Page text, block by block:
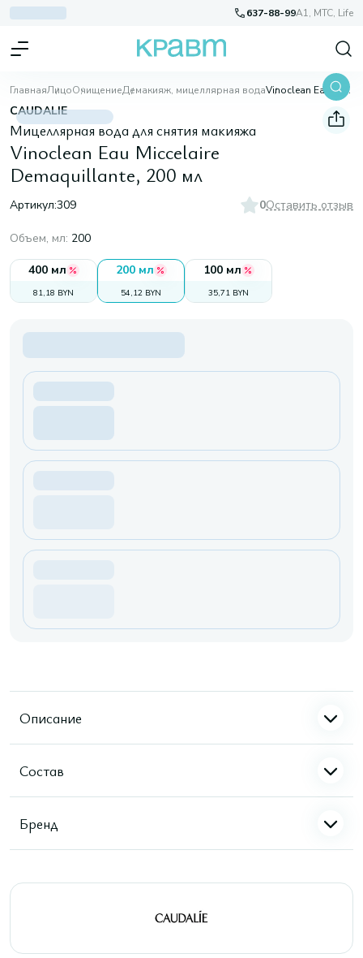
637-88-99A1, МТС, Life
ГлавнаяЛицоОчищениеДемакияж, мицеллярная вода Vinoclean Eau Miccelaire Demaquillante, 200 мл
CAUDALIE
Мицеллярная вода для снятия макияжа
Vinoclean Eau Miccelaire
Demaquillante, 200 мл
Артикул:309 0Оставить отзыв
Объем, мл: 200
400 мл
81,18 BYN
200 мл
54,12 BYN
100 мл
35,71 BYN
Описание
Состав
Бренд